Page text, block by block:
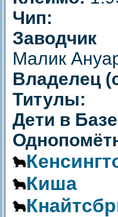
Чип:
Заводчик
Малик
Владелец
Титулы:
Дети в
Киша